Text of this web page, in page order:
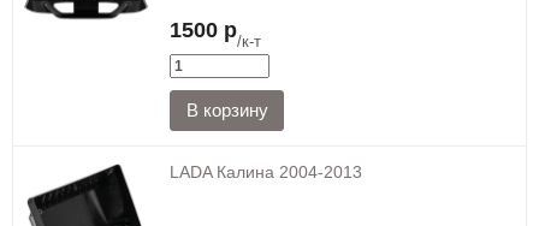
1500 р/к-т
LADA Калина 2004-2013